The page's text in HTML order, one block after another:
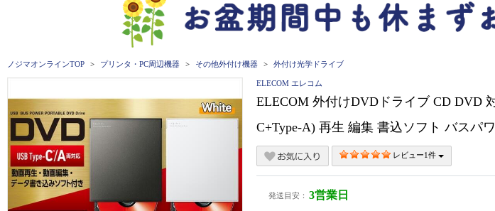
ノジマオンラインTOP プリンタ・PC周辺機器 その他外付け機器 外付け光学ドライブ
ELECOM エレコム
ELECOM 外付けDVDドライブ CD DVD
C+Type-A) 再生 編集 書込ソフト バスパ
レビュー1件
発送目安： 3営業日